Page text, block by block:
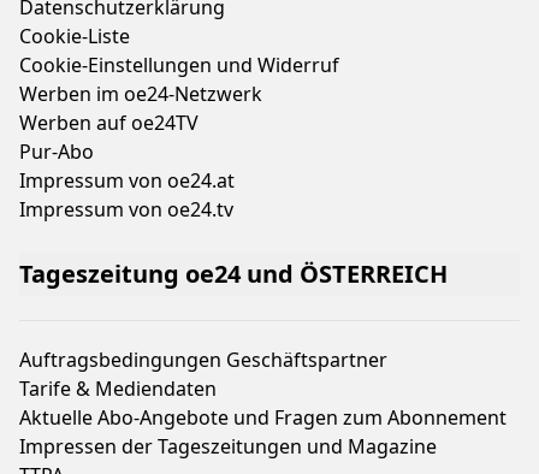
Datenschutzerklärung
Cookie-Liste
Cookie-Einstellungen und Widerruf
Werben im oe24-Netzwerk
Werben auf oe24TV
Pur-Abo
Impressum von oe24.at
Impressum von oe24.tv
Tageszeitung oe24 und ÖSTERREICH
Auftragsbedingungen Geschäftspartner
Tarife & Mediendaten
Aktuelle Abo-Angebote und Fragen zum Abonnement
Impressen der Tageszeitungen und Magazine